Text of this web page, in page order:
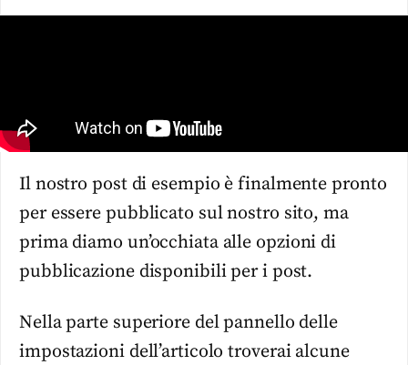
Il nostro post di esempio è finalmente pronto
per essere pubblicato sul nostro sito, ma
prima diamo un’occhiata alle opzioni di
pubblicazione disponibili per i post.
Nella parte superiore del pannello delle
impostazioni dell’articolo troverai alcune